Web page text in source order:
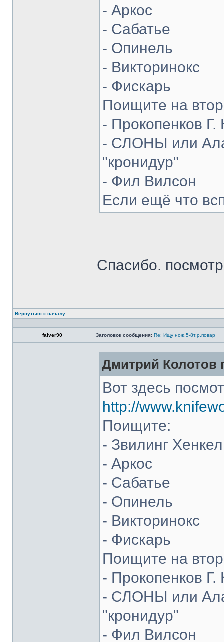
- Аркос
- Сабатье
- Опинель
- Викторинокс
- Фискарь
Поищите на
- Прокопенков Г.
- СЛОНЫ или
"кронидур"
- Фил Вилсон
Если ещё что
Спасибо.
Вернуться к началу
faiver90 Заголовок сообщения: Re: Ищу нож.5-8т.р.повар
Дмитрий Колотов
Вот здесь
http://
Поищите:
- Звилинг
- Аркос
- Сабатье
- Опинель
- Викторинокс
- Фискарь
Поищите на
- Прокопенков Г.
- СЛОНЫ или
"кронидур"
- Фил Вилсон